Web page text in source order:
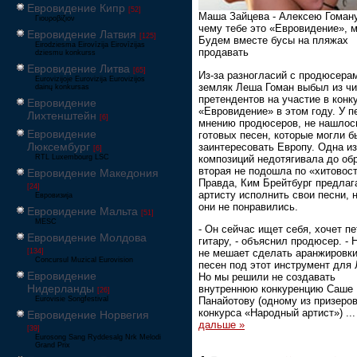
Евровидение Кипр [52]
Γιουροβίζιον
Евровидение Латвия [125]
Eirodziesma Eirovīzija Eirovīzijas
dziesmu konkurss
Евровидение Литва [65]
Eurovizijoje Eurovizija Eurovizijos
dainų konkursas
Евровидение
Лихтенштейн [6]
Евровидение
Люксембург [6]
RTL Luxembourg LSC
Евровидение Македония
[24]
Евровизија
Евровидение Мальта [51]
MESC
Евровидение Молдова
[134]
Concursul Muzical Eurovision
Евровидение
Нидерланды [26]
Eurovisie Songfestival
Евровидение Норвегия
[39]
Eurosong Sang Ryddesalg Nrk Melodi
Grand Prix
Маша Зайцева - Алексею
чему тебе это «Евровидение»,
Будем вместе бусы на пляжах
продавать
Из-за разногласий с
земляк Леша Гоман выбыл из
претендентов на участие в
«Евровидение» в этом году. У
мнению продюсеров, не
готовых песен, которые могли
заинтересовать Европу. Одна из
композиций недотягивала до
вторая не подошла по
Правда, Ким Брейтбург
артисту исполнить свои песни,
они не понравились.
- Он сейчас ищет себя, хочет
гитару, - объяснил продюсер. -
не мешает сделать
песен под этот инструмент
Но мы решили не создавать
внутреннюю конкуренцию Саше
Панайотову (одному из призеров
конкурса «Народный артист»)
дальше »